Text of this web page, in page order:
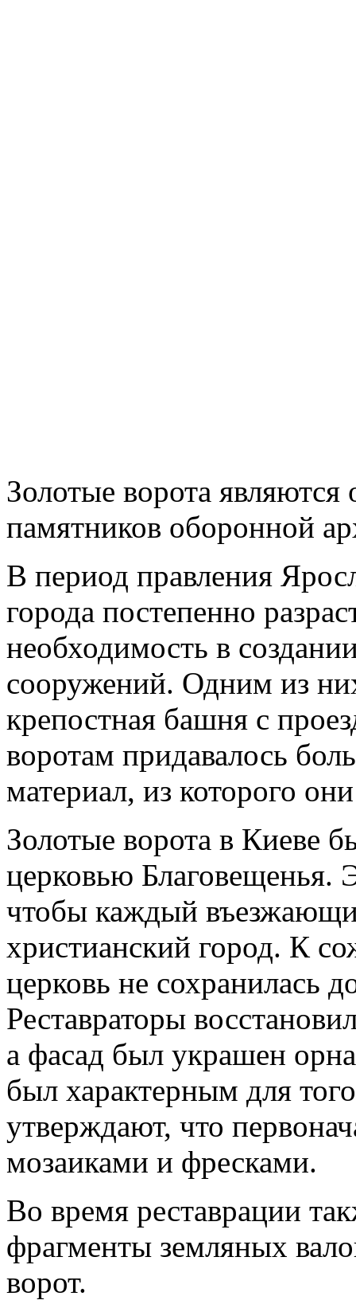
Золотые ворота
памятников оборонной
В период правления
города постепенно
необходимость в
сооружений. Одним из
крепостная башня с
воротам придавалось
материал, из которого
Золотые ворота в Киеве
церковью Благовещенья.
чтобы каждый
христианский город. К
церковь не сохранилась
Реставраторы
а фасад был украшен
был характерным для
утверждают, что
мозаиками и фресками.
Во время реставрации
фрагменты земляных
ворот.